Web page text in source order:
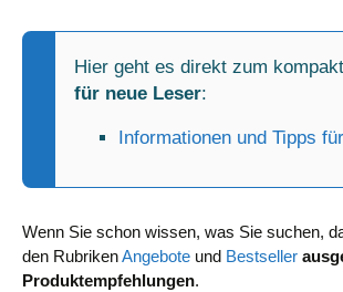
Hier geht es direkt zum
für neue Leser:
Informationen und Tipps
Wenn Sie schon wissen, was Sie suchen,
den RubrikenAngebote und Bestseller
Produktempfehlungen.